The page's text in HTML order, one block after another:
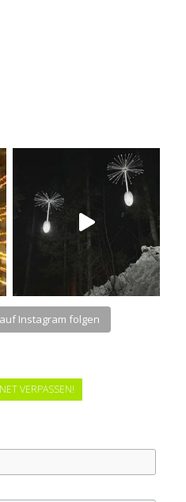
Instagram folgen
VERPASSEN!